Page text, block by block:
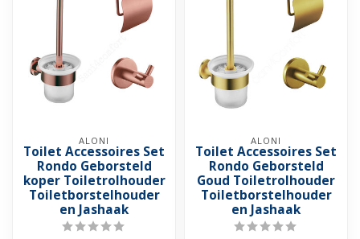
ALONI
Toilet Accessoires Set
Rondo Geborsteld
koper Toiletrolhouder
Toiletborstelhouder
en Jashaak
ALONI
Toilet Accessoires Set
Rondo Geborsteld
Goud Toiletrolhouder
Toiletborstelhouder
en Jashaak